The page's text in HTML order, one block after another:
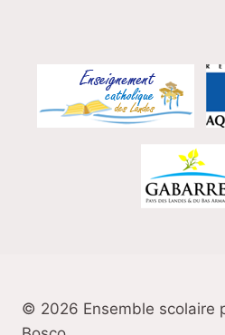
© 2026 Ensemble scolaire